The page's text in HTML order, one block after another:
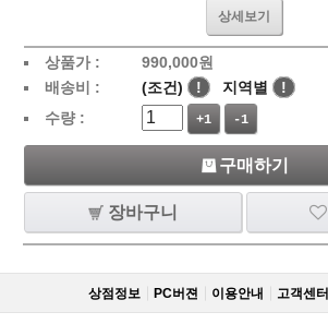
상세보기
상품가 : 990,000원
배송비 :
(조건) ! 지역별
!
수량 :
+1 -1
구매하기
장바구니
상점정보 PC버젼 이용안내 고객센터